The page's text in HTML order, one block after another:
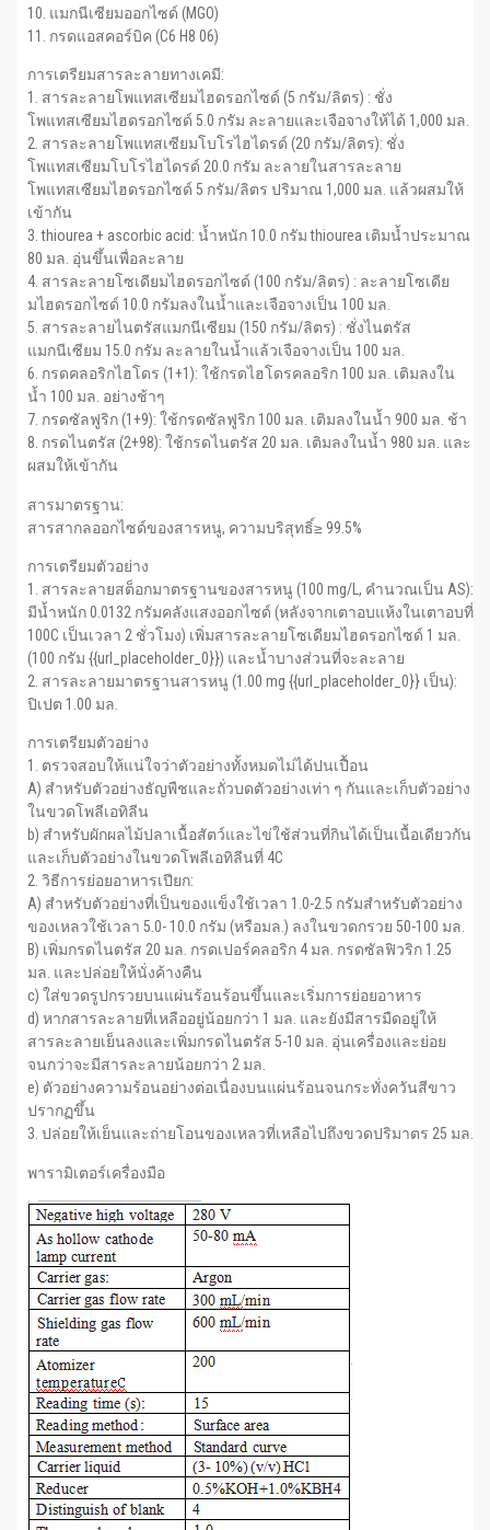
10. แมกนีเซียมออกไซด์ (MGO)
11. กรดแอสคอร์บิค (C6 H8 06)
การเตรียมสารละลายทางเคมี:
1. สารละลายโพแทสเซียมไฮดรอกไซด์ (5 กรัม/ลิตร) : ชั่ง
โพแทสเซียมไฮดรอกไซด์ 5.0 กรัม ละลายและเจือจางให้ได้ 1,000 มล.
2. สารละลายโพแทสเซียมโบโรไฮไดรด์ (20 กรัม/ลิตร): ชั่ง
โพแทสเซียมโบโรไฮไดรด์ 20.0 กรัม ละลายในสารละลาย
โพแทสเซียมไฮดรอกไซด์ 5 กรัม/ลิตร ปริมาณ 1,000 มล. แล้วผสมให้
เข้ากัน
3. thiourea + ascorbic acid: น้ำหนัก 10.0 กรัม thiourea เติมน้ำประมาณ
80 มล. อุ่นขึ้นเพื่อละลาย
4. สารละลายโซเดียมไฮดรอกไซด์ (100 กรัม/ลิตร) : ละลายโซเดีย
มไฮดรอกไซด์ 10.0 กรัมลงในน้ำและเจือจางเป็น 100 มล.
5. สารละลายไนตรัสแมกนีเซียม (150 กรัม/ลิตร) : ชั่งไนตรัส
แมกนีเซียม 15.0 กรัม ละลายในน้ำแล้วเจือจางเป็น 100 มล.
6. กรดคลอริกไฮโดร (1+1): ใช้กรดไฮโดรคลอริก 100 มล. เติมลงใน
น้ำ 100 มล. อย่างช้าๆ
7. กรดซัลฟูริก (1+9): ใช้กรดซัลฟูริก 100 มล. เติมลงในน้ำ 900 มล. ช้า
8. กรดไนตรัส (2+98): ใช้กรดไนตรัส 20 มล. เติมลงในน้ำ 980 มล. และ
ผสมให้เข้ากัน
สารมาตรฐาน:
สารสากลออกไซด์ของสารหนู, ความบริสุทธิ์≥ 99.5%
การเตรียมตัวอย่าง
1. สารละลายสต็อกมาตรฐานของสารหนู (100 mg/L, คำนวณเป็น AS):
มีน้ำหนัก 0.0132 กรัมคลังแสงออกไซด์ (หลังจากเตาอบแห้งในเตาอบที่
100C เป็นเวลา 2 ชั่วโมง) เพิ่มสารละลายโซเดียมไฮดรอกไซด์ 1 มล.
(100 กรัม {{url_placeholder_0}}) และน้ำบางส่วนที่จะละลาย
2. สารละลายมาตรฐานสารหนู (1.00 mg {{url_placeholder_0}} เป็น):
ปิเปต 1.00 มล.
การเตรียมตัวอย่าง
1. ตรวจสอบให้แน่ใจว่าตัวอย่างทั้งหมดไม่ได้ปนเปื้อน
A) สำหรับตัวอย่างธัญพืชและถั่วบดตัวอย่างเท่า ๆ กันและเก็บตัวอย่าง
ในขวดโพลีเอทิลีน
b) สำหรับผักผลไม้ปลาเนื้อสัตว์และไข่ใช้ส่วนที่กินได้เป็นเนื้อเดียวกัน
และเก็บตัวอย่างในขวดโพลีเอทิลีนที่ 4C
2. วิธีการย่อยอาหารเปียก:
A) สำหรับตัวอย่างที่เป็นของแข็งใช้เวลา 1.0-2.5 กรัมสำหรับตัวอย่าง
ของเหลวใช้เวลา 5.0- 10.0 กรัม (หรือมล.) ลงในขวดกรวย 50-100 มล.
B) เพิ่มกรดไนตรัส 20 มล. กรดเปอร์คลอริก 4 มล. กรดซัลฟิวริก 1.25
มล. และปล่อยให้นั่งค้างคืน
c) ใส่ขวดรูปกรวยบนแผ่นร้อนร้อนขึ้นและเริ่มการย่อยอาหาร
d) หากสารละลายที่เหลืออยู่น้อยกว่า 1 มล. และยังมีสารมืดอยู่ให้
สารละลายเย็นลงและเพิ่มกรดไนตรัส 5-10 มล. อุ่นเครื่องและย่อย
จนกว่าจะมีสารละลายน้อยกว่า 2 มล.
e) ตัวอย่างความร้อนอย่างต่อเนื่องบนแผ่นร้อนจนกระทั่งควันสีขาว
ปรากฏขึ้น
3. ปล่อยให้เย็นและถ่ายโอนของเหลวที่เหลือไปถึงขวดปริมาตร 25 มล.
พารามิเตอร์เครื่องมือ